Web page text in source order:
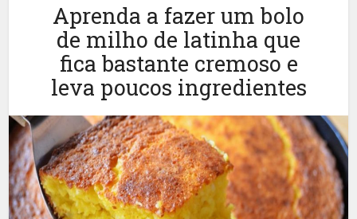
Aprenda a fazer um bolo
de milho de latinha que
fica bastante cremoso e
leva poucos ingredientes